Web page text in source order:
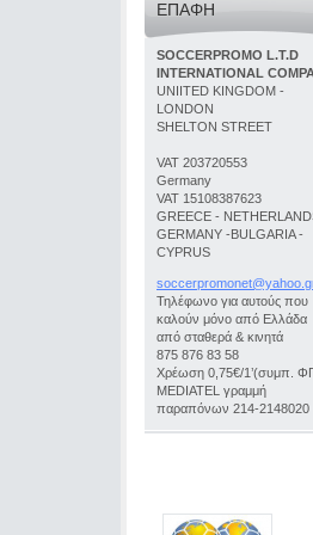
ΕΠΑΦΉ
SOCCERPROMO L.T.D
INTERNATIONAL
UNIITED KINGDOM -
LONDON
SHELTON STREET
VAT 203720553
Germany
VAT 15108387623
GREECE -
GERMANY -BULGARIA -
CYPRUS
soccerpromonet@y
Τηλέφωνο για αυτούς που
καλούν μόνο από Ελλάδα
από σταθερά & κινητά
875 876 83 58
Χρέωση 0,75€/1’(συμπ.
MEDIATEL γραμμή
παραπόνων 214-2148020